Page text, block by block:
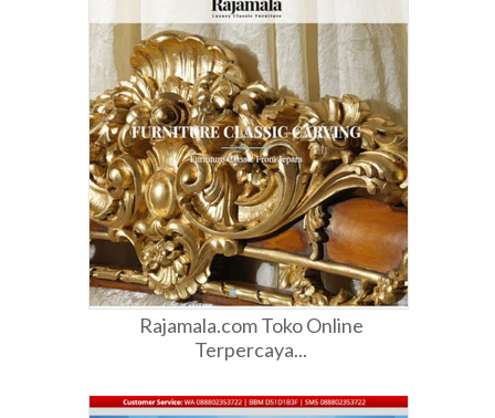
Rajamala.com Toko Online
Terpercaya...